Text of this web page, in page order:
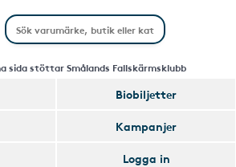
sida stöttar Smålands Fallskärmsklubb
Biobiljetter
Kampanjer
Logga in